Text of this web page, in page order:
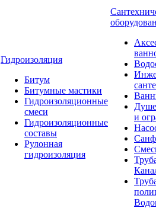
Гидроизоляция
Битум
Битумные мастики
Гидроизоляционные
смеси
Гидроизоляционные
составы
Рулонная
гидроизоляция
и